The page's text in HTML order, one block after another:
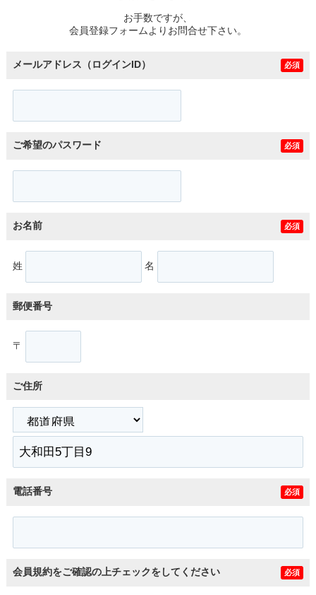
お手数ですが、
会員登録フォームよりお問合せ下さい。
メールアドレス（ログインID） 必須
ご希望のパスワード 必須
お名前 必須
姓 名
郵便番号
〒
ご住所
電話番号 必須
会員規約をご確認の上チェックをしてください 必須